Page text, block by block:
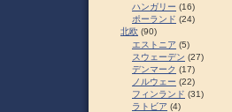
ハンガリー (16)
ポーランド (24)
北欧 (90)
エストニア (5)
スウェーデン (27)
デンマーク (17)
ノルウェー (22)
フィンランド (31)
ラトビア (4)